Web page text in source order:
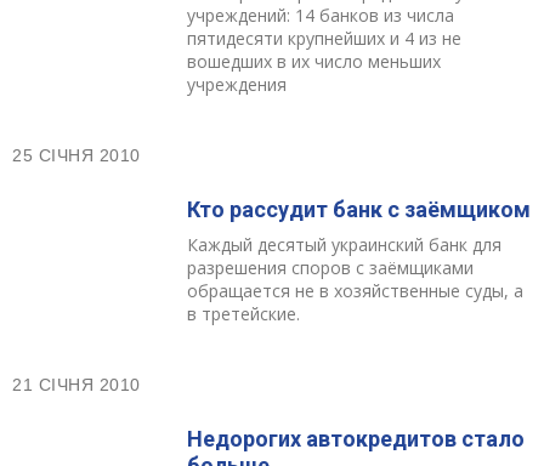
учреждений: 14 банков из числа
пятидесяти крупнейших и 4 из не
вошедших в их число меньших
учреждения
25 СІЧНЯ 2010
Кто рассудит банк с заёмщиком
Каждый десятый украинский банк для
разрешения споров с заёмщиками
обращается не в хозяйственные суды, а
в третейские.
21 СІЧНЯ 2010
Недорогих автокредитов стало